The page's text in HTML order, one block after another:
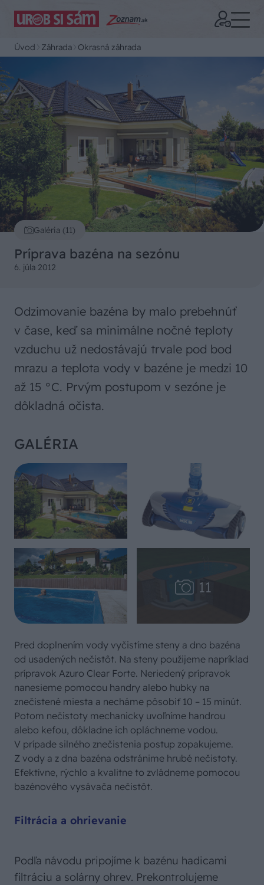
Úvod Záhrada Okrasná záhrada
Galéria (11)
Príprava bazéna na sezónu
6. júla 2012
Odzimovanie bazéna by malo prebehnúť
v čase, keď sa minimálne nočné teploty
vzduchu už nedostávajú trvale pod bod
mrazu a teplota vody v bazéne je medzi 10
až 15 °C. Prvým postupom v sezóne je
dôkladná očista.
GALÉRIA
Pred doplnením vody vyčistíme steny a dno bazéna
od usadených nečistôt. Na steny použijeme napríklad
prípravok Azuro Clear Forte. Neriedený prípravok
nanesieme pomocou handry alebo hubky na
znečistené miesta a necháme pôsobiť 10 – 15 minút.
Potom nečistoty mechanicky uvoľníme handrou
alebo kefou, dôkladne ich opláchneme vodou.
V prípade silného znečistenia postup zopakujeme.
Z vody a z dna bazéna odstránime hrubé nečistoty.
Efektívne, rýchlo a kvalitne to zvládneme pomocou
bazénového vysávača nečistôt.
Filtrácia a ohrievanie
Podľa návodu pripojíme k bazénu hadicami
filtráciu a solárny ohrev. Prekontrolujeme